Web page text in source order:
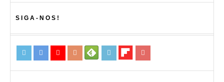
SIGA-NOS!